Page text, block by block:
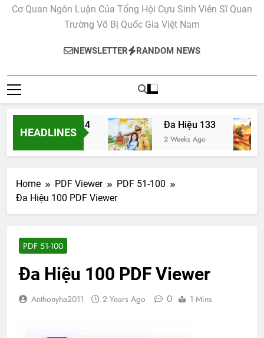
Cơ Quan Ngôn Luận Của Tổng Hội Cựu Sinh Viên Sĩ Quan
Trường Võ Bị Quốc Gia Việt Nam
NEWSLETTER RANDOM NEWS
HEADLINES
2 Weeks Ago
Đa Hiệu 133
2 Weeks Ago
Home PDF Viewer
PDF 51-100
Đa Hiệu 100 PDF Viewer
PDF 51-100
Đa Hiệu 100 PDF Viewer
Anthonyha2011 2 Years Ago 0 1 Mins